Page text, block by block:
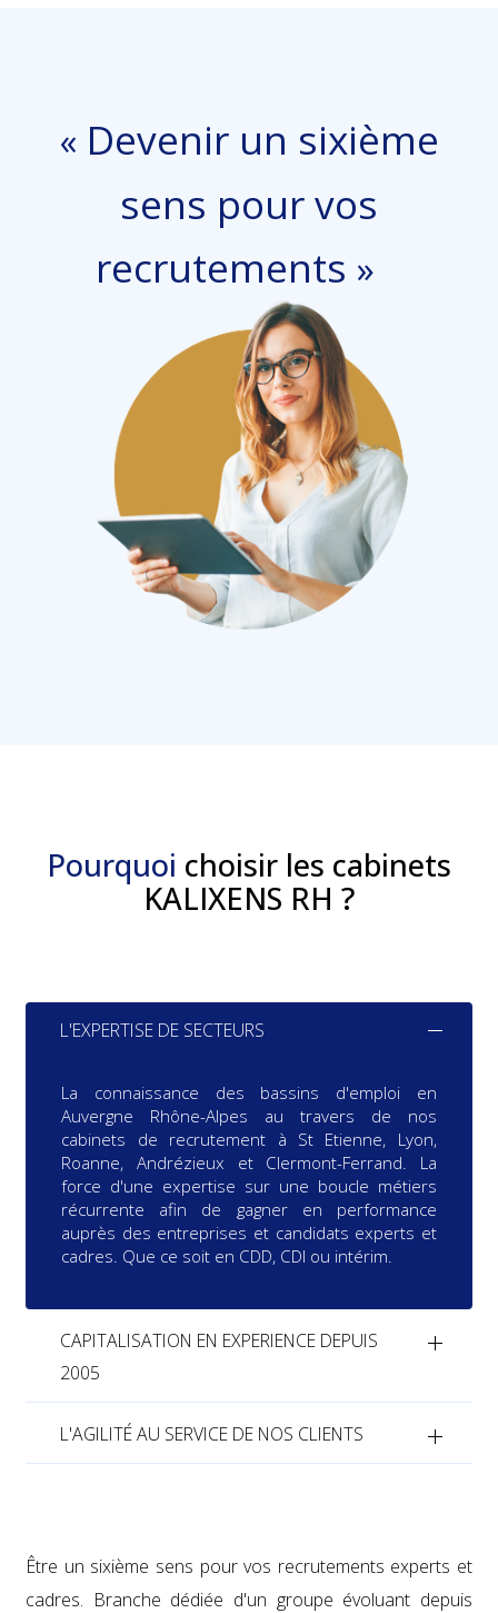
« Devenir un sixième
sens pour vos
recrutements »
Pourquoi choisir les cabinets
KALIXENS RH ?
L'EXPERTISE DE SECTEURS
La connaissance des bassins d'emploi en
Auvergne Rhône-Alpes au travers de nos
cabinets de recrutement à St Etienne, Lyon,
Roanne, Andrézieux et Clermont-Ferrand. La
force d'une expertise sur une boucle métiers
récurrente afin de gagner en performance
auprès des entreprises et candidats experts et
cadres. Que ce soit en CDD, CDI ou intérim.
CAPITALISATION EN EXPERIENCE DEPUIS
2005
Groupe né en 2005 avec un leitmotiv humain et
un ADN orienté services. Les cabinets de
L'AGILITÉ AU SERVICE DE NOS CLIENTS
PMEs et grands groupes nationaux ou
internationaux.
Être un sixième sens pour vos recrutements experts et
cadres. Branche dédiée d'un groupe évoluant depuis